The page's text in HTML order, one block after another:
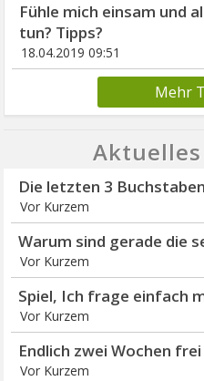
Fühle mich einsam und
tun? Tipps?
18.04.2019 09:51
Mehr
Die letzten 3 Buchstaben
Vor Kurzem
Warum sind gerade die
Vor Kurzem
Spiel, Ich frage einfach
Vor Kurzem
Endlich zwei Wochen
Vor Kurzem